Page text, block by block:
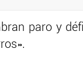
paro y